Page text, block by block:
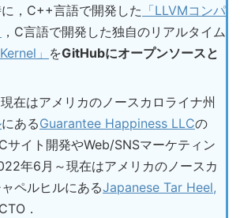
，C++言語で開発した 「LLVMコンパ
，C言語で開発した独自のリアルタイム
」 をGitHubにオープンソースと
在はアメリカのノースカロライナ州
にあるGuarantee Happiness LLCの
サイト開発やWeb/SNSマーケティン
年6月～現在はアメリカのノースカ
ペルヒルにあるJapanese Tar Heel,
．